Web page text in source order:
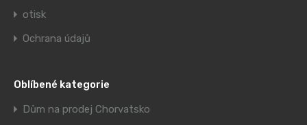
otisk
Ochrana údajů
Oblíbené kategorie
Dům na prodej Chorvatsko